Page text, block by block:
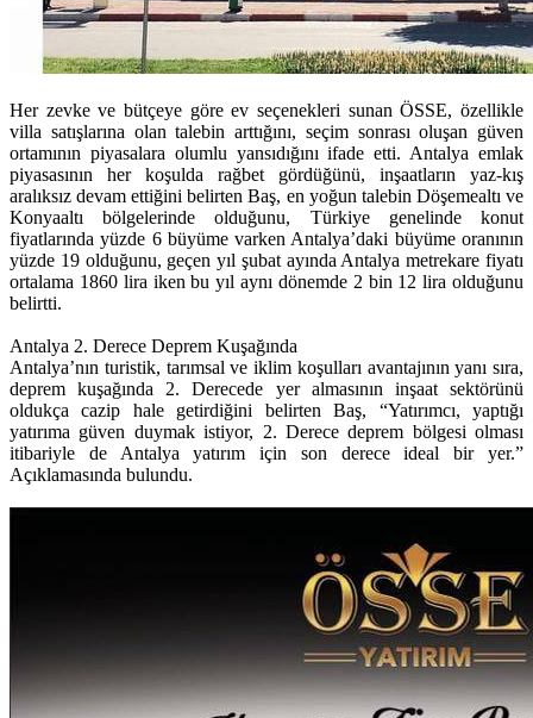
Her zevke ve bütçeye göre ev seçenekleri sunan ÖSSE, özellikle
villa satışlarına olan talebin arttığını, seçim sonrası oluşan güven
ortamının piyasalara olumlu yansıdığını ifade etti. Antalya emlak
piyasasının her koşulda rağbet gördüğünü, inşaatların yaz-kış
aralıksız devam ettiğini belirten Baş, en yoğun talebin Döşemealtı ve
Konyaaltı bölgelerinde olduğunu, Türkiye genelinde konut
fiyatlarında yüzde 6 büyüme varken Antalya’daki büyüme oranının
yüzde 19 olduğunu, geçen yıl şubat ayında Antalya metrekare fiyatı
ortalama 1860 lira iken bu yıl aynı dönemde 2 bin 12 lira olduğunu
belirtti.
Antalya 2. Derece Deprem Kuşağında
Antalya’nın turistik, tarımsal ve iklim koşulları avantajının yanı sıra,
deprem kuşağında 2. Derecede yer almasının inşaat sektörünü
oldukça cazip hale getirdiğini belirten Baş, “Yatırımcı, yaptığı
yatırıma güven duymak istiyor, 2. Derece deprem bölgesi olması
itibariyle de Antalya yatırım için son derece ideal bir yer.”
Açıklamasında bulundu.